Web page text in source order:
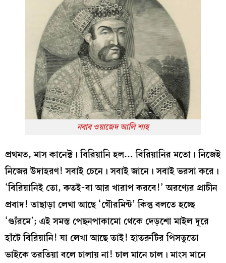
নবাব ওয়াজেদ আলি শাহ
প্রথমত, মাস কানেক্ট। বিরিয়ানি হল… বিরিয়ানির মতো। নিজেই
নিজের উদাহরণ! সবাই চেনে। সবাই জানে। সবাই ভরসা করে।
‘বিরিয়ানিই তো, কতই-বা আর খারাপ করবে!’ অরণ্যের প্রাচীন
প্রবাদ! তাছাড়া লেখা আছে ‘গৌরমিন্ট’ কিন্তু বলতে হচ্ছে
‘গ্যুঁরমে’; এই সমস্ত পেছনপাকামো থেকে দেড়শো মাইল দূরে
হাঁটে বিরিয়ানি! যা লেখা আছে তাই! হাতরুটির পিসতুতো
ভাইকে তরতিয়া বলে চালায় না! চাল মানে চাল। মাংস মানে